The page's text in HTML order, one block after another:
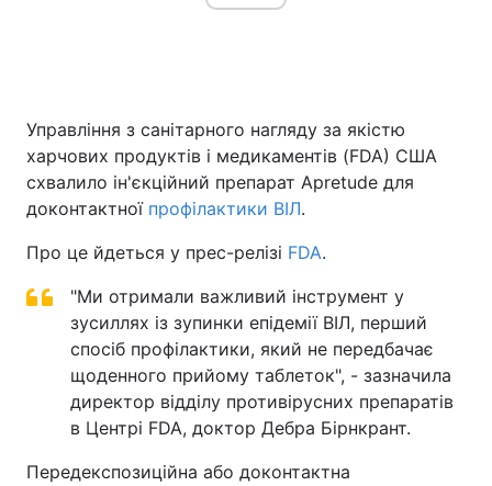
Головна
Україна Політика
Економіка
Спорт Наука
Техно і зв'язок
Зброя Інциденти
Управління з санітарного нагляду за якістю
харчових продуктів і медикаментів (FDA) США
схвалило ін'єкційний препарат Apretude для
доконтактної профілактики ВІЛ.
Про це йдеться у прес-релізі FDA.
"Ми отримали важливий інструмент у
зусиллях із зупинки епідемії ВІЛ, перший
спосіб профілактики, який не передбачає
щоденного прийому таблеток", - зазначила
директор відділу противірусних препаратів
в Центрі FDA, доктор Дебра Бірнкрант.
Передекспозиційна або доконтактна